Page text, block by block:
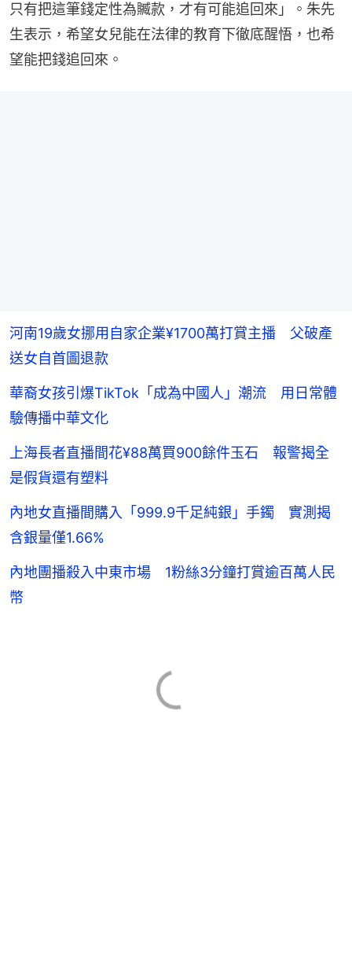
只有把這筆錢定性為贓款，才有可能追回來」。朱先
生表示，希望女兒能在法律的教育下徹底醒悟，也希
望能把錢追回來。
河南19歲女挪用自家企業¥1700萬打賞主播 父破產
送女自首圖退款
華裔女孩引爆TikTok「成為中國人」潮流 用日常體
驗傳播中華文化
上海長者直播間花¥88萬買900餘件玉石 報警揭全
是假貨還有塑料
內地女直播間購入「999.9千足純銀」手鐲 實測揭
含銀量僅1.66%
內地團播殺入中東市場 1粉絲3分鐘打賞逾百萬人民
幣